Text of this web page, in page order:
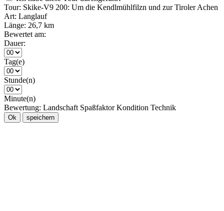
Tour: Skike-V9 200: Um die Kendlmühlfilzn und zur Tiroler Achen
Art: Langlauf
Länge: 26,7 km
Bewertet am:
Dauer:
Tag(e)
Stunde(n)
Minute(n)
Bewertung: Landschaft Spaßfaktor Kondition Technik
Ok speichern